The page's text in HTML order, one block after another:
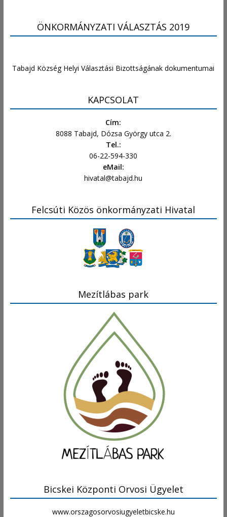
ÖNKORMÁNYZATI VÁLASZTÁS 2019
Tabajd Község Helyi Választási Bizottságának dokumentumai
KAPCSOLAT
Cím:
8088 Tabajd, Dózsa György utca 2.
Tel.:
06-22-594-330
eMail:
hivatal@tabajd.hu
Felcsúti Közös önkormányzati Hivatal
Mezítlábas park
Bicskei Központi Orvosi Ügyelet
www.orszagosorvosiugyeletbicske.hu